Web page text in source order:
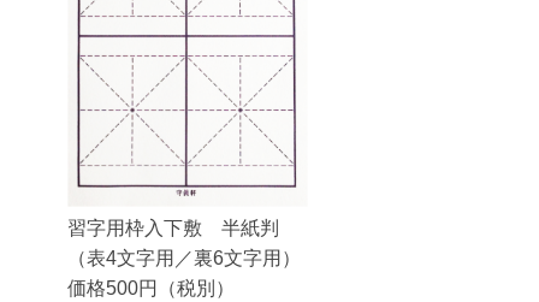
習字用枠入下敷 半紙判
（表4文字用／裏6文字用）
価格500円（税別）